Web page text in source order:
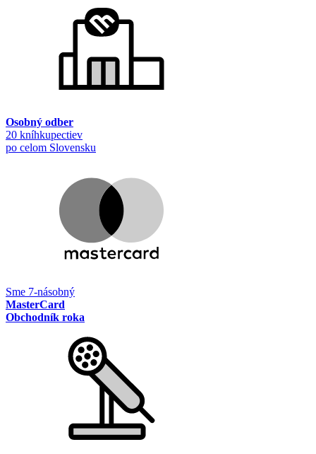
Osobný odber
20 kníhkupectiev
po celom Slovensku
Sme 7-násobný
MasterCard
Obchodník roka